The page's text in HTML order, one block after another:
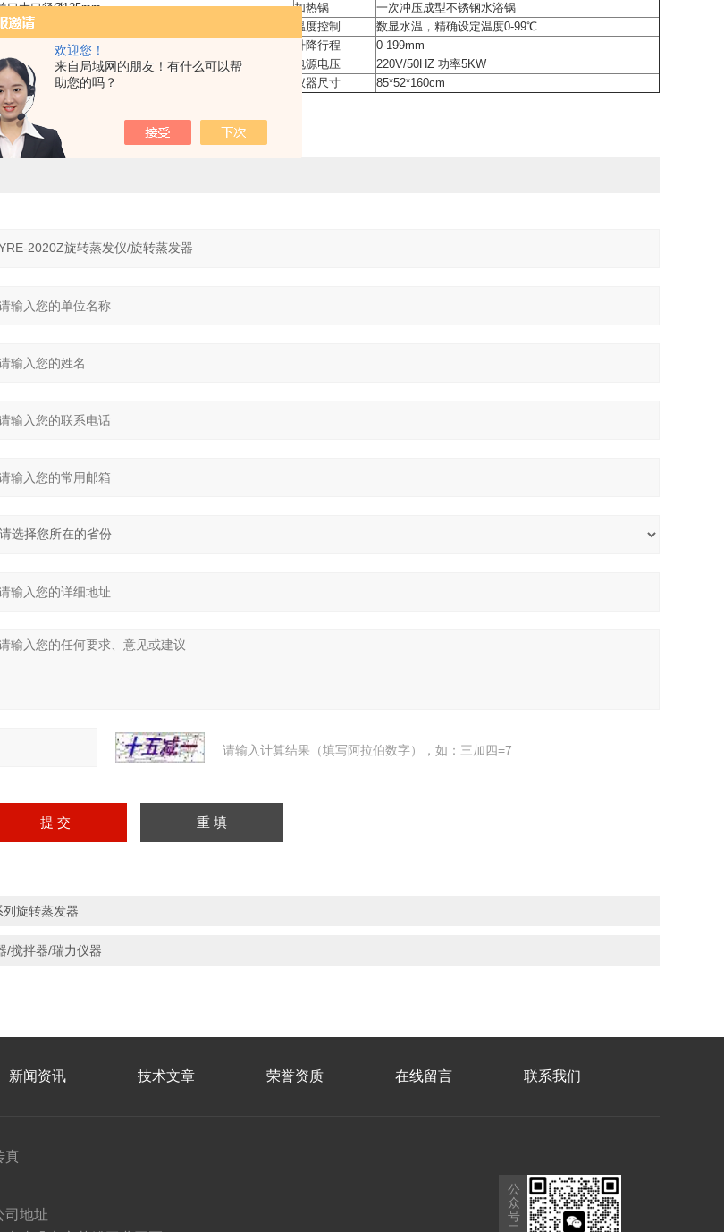
欢迎您！
来自局域网的朋友！有什么可以帮
助您的吗？
口大口径Ø125mm 加热锅
一次冲压成型不锈钢水浴锅
升） 温度控制
数显水温，精确设定温度0-99℃
10-120转/分 升降行程
0-199mm
电机220V 单向供电125W 电源电压
220V/50HZ 功率5KW
回流冷凝管 仪器尺寸 85*52*160cm
请输入计算结果（填写阿拉伯数字），如：三加四=7
旋转蒸发器
/搅拌器/瑞力仪器
新闻资讯 技术文章 荣誉资质 在线留言 联系我们
真
司地址
公
众
号